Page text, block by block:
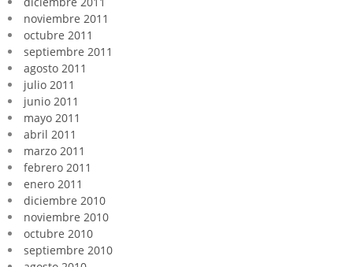
noviembre 2011
octubre 2011
septiembre 2011
agosto 2011
julio 2011
junio 2011
mayo 2011
abril 2011
marzo 2011
febrero 2011
enero 2011
diciembre 2010
noviembre 2010
octubre 2010
septiembre 2010